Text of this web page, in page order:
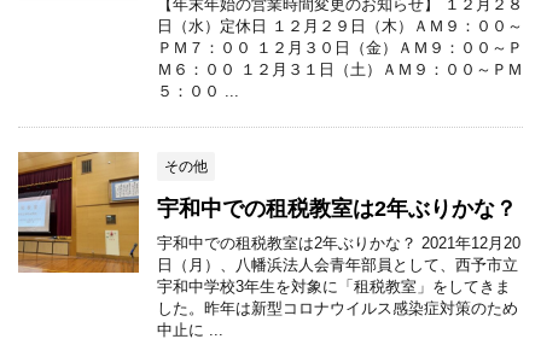
【年末年始の営業時間変更のお知らせ】 １２月２８
日（水）定休日 １２月２９日（木）ＡＭ９：００～
ＰＭ７：００ １２月３０日（金）ＡＭ９：００～Ｐ
Ｍ６：００ １２月３１日（土）ＡＭ９：００～ＰＭ
５：００ ...
その他
宇和中での租税教室は2年ぶりかな？
宇和中での租税教室は2年ぶりかな？ 2021年12月20
日（月）、八幡浜法人会青年部員として、西予市立
宇和中学校3年生を対象に「租税教室」をしてきま
した。昨年は新型コロナウイルス感染症対策のため
中止に ...